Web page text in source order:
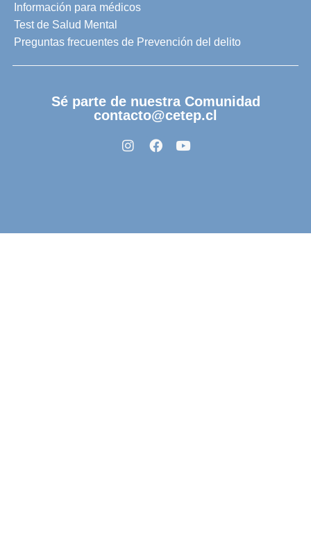
Información para médicos
Test de Salud Mental
Preguntas frecuentes de Prevención del delito
Sé parte de nuestra Comunidad
contacto@cetep.cl